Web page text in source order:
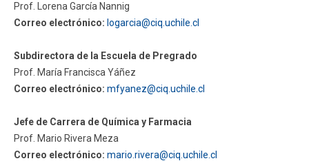
DEPARTAMENTOS
Funcionarios
Prof. Lorena García Nannig
Correo electrónico: logarcia@ciq.uchile.cl
Subdirectora de la Escuela de Pregrado
Prof. María Francisca Yáñez
Correo electrónico: mfyanez@ciq.uchile.cl
Jefe de Carrera de Química y Farmacia
Prof. Mario Rivera Meza
Correo electrónico: mario.rivera@ciq.uchile.cl